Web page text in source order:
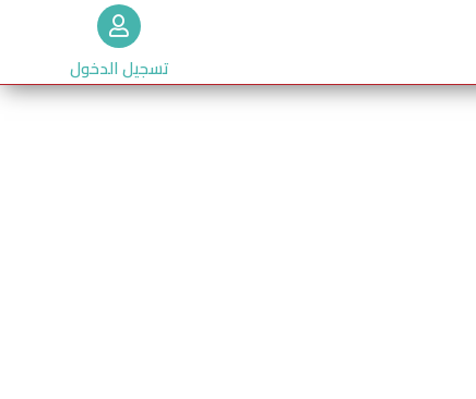
تسجيل الدخول